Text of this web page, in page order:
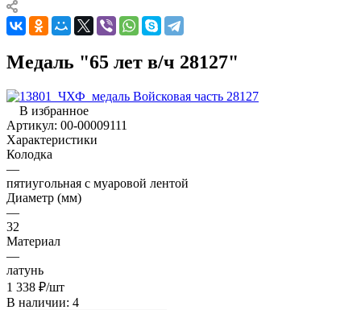
Медаль "65 лет в/ч 28127"
В избранное
Артикул: 00-00009111
Характеристики
Колодка
—
пятиугольная с муаровой лентой
Диаметр (мм)
—
32
Материал
—
латунь
1 338 ₽/шт
В наличии: 4